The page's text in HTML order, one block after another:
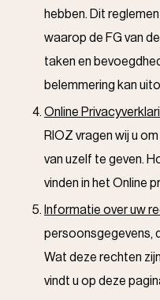
hebben. Dit
waarop de FG van
taken en
belemmering kan
Online
RIOZ vragen wij u
van uzelf te geven.
vinden in het Online
Informatie over uw
persoonsgegevens,
Wat deze rechten
vindt u op deze